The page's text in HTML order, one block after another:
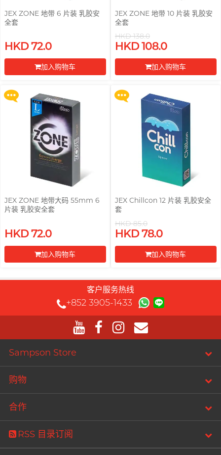
JEX ZONE 地带 6 片装 乳胶安
全套
HKD 72.0
加入购物车
JEX ZONE 地带 10 片装 乳胶安
全套
HKD 138.0
HKD 108.0
加入购物车
购 Gillette 吉列 Labs 极光系列剃
须刀连底座 (刀架 1 件 + 刀头 2 片)
更多优惠
JEX ZONE 地带大码 55mm 6
片装 乳胶安全套
HKD 72.0
加入购物车
买满 $200 即可以优惠价 $129 换
购 Gillette 吉列 Labs 极光系列剃
须刀连底座 (刀架 1 件 + 刀头 2 片)
更多优惠
JEX Chillcon 12 片装 乳胶安全
套
HKD 85.0
HKD 78.0
加入购物车
客户服务热线
+852 3905-1433
Sampson Store
购物
合作
RSS 目录订阅